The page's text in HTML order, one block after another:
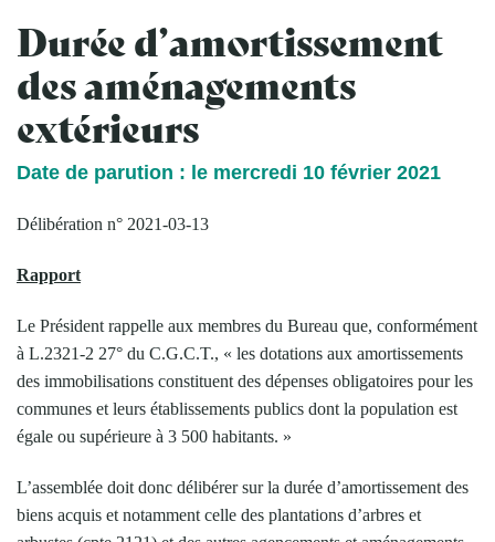
Durée d’amortissement
des aménagements
extérieurs
Date de parution : le mercredi 10 février 2021
Délibération n° 2021-03-13
Rapport
Le Président rappelle aux membres du Bureau que, conformément
à L.2321-2 27° du C.G.C.T., « les dotations aux amortissements
des immobilisations constituent des dépenses obligatoires pour les
communes et leurs établissements publics dont la population est
égale ou supérieure à 3 500 habitants. »
L’assemblée doit donc délibérer sur la durée d’amortissement des
biens acquis et notamment celle des plantations d’arbres et